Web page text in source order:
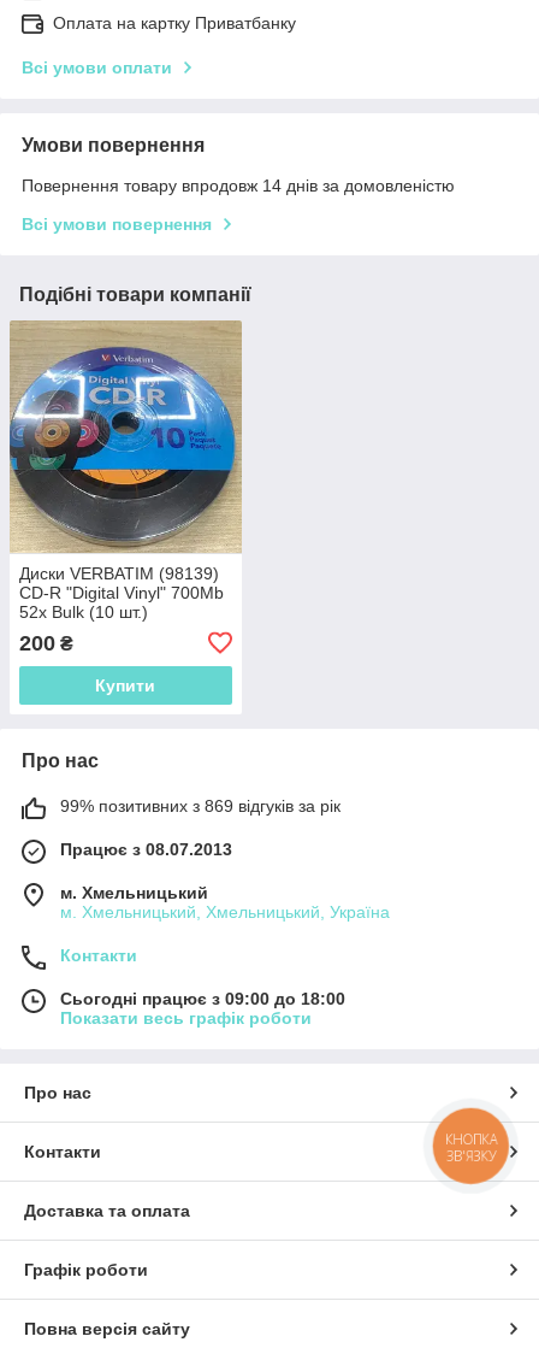
Оплата на картку Приватбанку
Всі умови оплати
Умови повернення
Повернення товару впродовж 14 днів за домовленістю
Всі умови повернення
Подібні товари компанії
Диски VERBATIM (98139)
CD-R "Digital Vinyl" 700Mb
52x Bulk (10 шт.)
200 ₴
Купити
Про нас
99% позитивних з 869 відгуків за рік
Працює з 08.07.2013
м. Хмельницький
м. Хмельницький, Хмельницький, Україна
Контакти
Сьогодні працює з 09:00 до 18:00
Показати весь графік роботи
Про нас
Контакти
Доставка та оплата
Графік роботи
Повна версія сайту
КНОПКА
ЗВ'ЯЗКУ